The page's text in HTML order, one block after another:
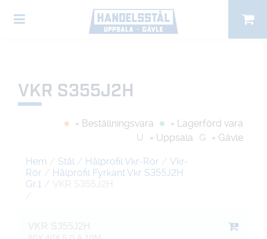
VKR S355J2H
= Beställningsvara
= Lagerförd vara
U
= Uppsala G = Gävle
Hem / Stål / Hålprofil Vkr-Rör / Vkr-
Rör / Hålprofil Fyrkant Vkr S355J2H
Gr.1 / VKR S355J2H
/
VKR S355J2H